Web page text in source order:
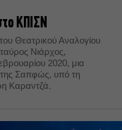
ΚΠΙΣΝ
Θεατρικού Αναλογίου
Νιάρχος,
2020, μια
Σαπφώς, υπό τη
Καραντζά.